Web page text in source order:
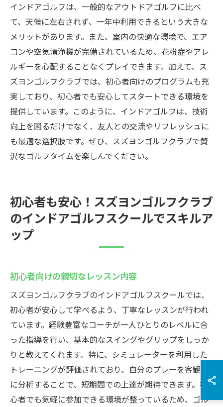
インドアゴルフは、一般的なアウトドアゴルフに比べ
て、天候に左右されず、一年中利用できるという大きな
メリットがあります。また、室内の快適な環境で、エア
コンや空気清浄機が完備されているため、花粉症やアレ
ルギーを心配することなくプレイできます。加えて、ス
ズヨンゴルフクラブでは、初心者向けのプログラムも充
実しており、初心者でも安心してスタートできる環境を
提供しています。このように、インドアゴルフは、技術
向上を図るだけでなく、友人との交流やリフレッシュに
も最適な選択肢です。ぜひ、スズヨンゴルフクラブで贅
沢なゴルフタイムを楽しんでください。
初心者も安心！スズヨンゴルフクラブ
のインドアゴルフスクールでスキルア
ップ
初心者向けの親切なレッスン内容
スズヨンゴルフクラブのインドアゴルフスクールでは、
初心者が安心して学べるよう、丁寧なレッスンが行われ
ています。経験豊富なコーチが一人ひとりのレベルに合
った指導を行い、基本的なスイングやグリップをしっか
りと教えてくれます。特に、シミュレーターを利用した
トレーニングが評価されており、自分のプレーを客観的
に分析することで、短期間での上達が期待できます。初
心者でも気軽に参加できる環境が整っているため、ゴル